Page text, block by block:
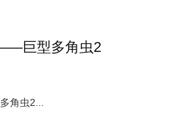
巨型多角虫2
角虫2...